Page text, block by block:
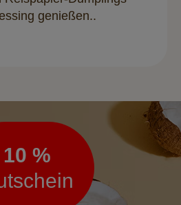
genießen..
10 %